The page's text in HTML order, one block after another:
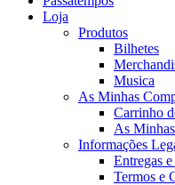
Loja
Produtos
Bilhetes
Musica
As Minhas
Carrinho
As
Informações
Entregas
Termos e